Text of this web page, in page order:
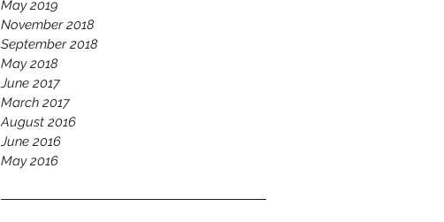
May 2019
November 2018
September 2018
May 2018
June 2017
March 2017
August 2016
June 2016
May 2016